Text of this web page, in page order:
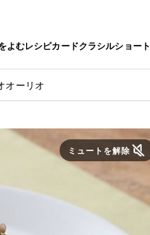
よむレシピカードクラシルショート
オーリオ
ミュートを解除